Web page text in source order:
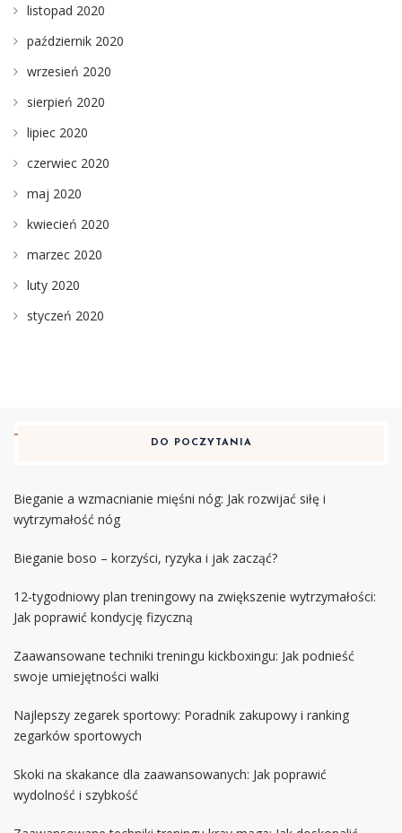
listopad 2020
październik 2020
wrzesień 2020
sierpień 2020
lipiec 2020
czerwiec 2020
maj 2020
kwiecień 2020
marzec 2020
luty 2020
styczeń 2020
DO POCZYTANIA
Bieganie a wzmacnianie mięśni nóg: Jak rozwijać siłę i
wytrzymałość nóg
Bieganie boso – korzyści, ryzyka i jak zacząć?
12-tygodniowy plan treningowy na zwiększenie wytrzymałości:
Jak poprawić kondycję fizyczną
Zaawansowane techniki treningu kickboxingu: Jak podnieść
swoje umiejętności walki
Najlepszy zegarek sportowy: Poradnik zakupowy i ranking
zegarków sportowych
Skoki na skakance dla zaawansowanych: Jak poprawić
wydolność i szybkość